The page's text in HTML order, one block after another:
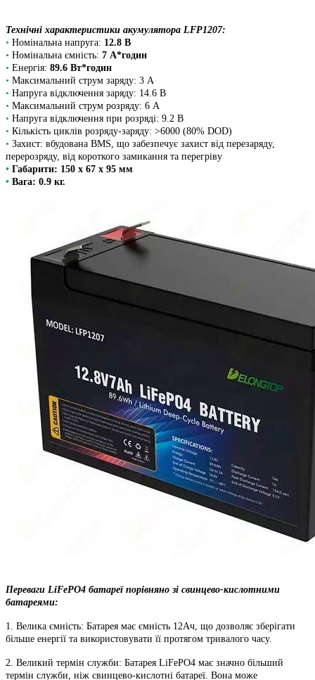
Технічні характеристики акумулятора LFP1207:
• Номінальна напруга: 12.8 В
• Номінальна ємність: 7 А*годин
• Енергія: 89.6 Вт*годин
• Максимальний струм заряду: 3 A
• Напруга відключення заряду: 14.6 В
• Максимальний струм розряду: 6 A
• Напруга відключення при розряді: 9.2 В
• Кількість циклів розряду-заряду: >6000 (80% DOD)
• Захист: вбудована BMS, що забезпечує захист від перезаряду,
перерозряду, від короткого замикання та перегріву
• Габарити: 150 х 67 х 95 мм
• Вага: 0.9 кг.
Переваги LiFePO4 батареї порівняно зі свинцево-кислотними
батареями:
1. Велика ємність: Батарея має ємність 12Ач, що дозволяє зберігати
більше енергії та використовувати її протягом тривалого часу.
2. Великий термін служби: Батарея LiFePO4 має значно більший
термін служби, ніж свинцево-кислотні батареї. Вона може